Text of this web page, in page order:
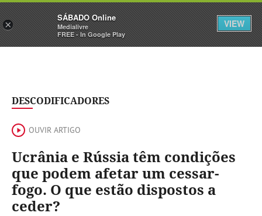
Sábado Assine Iniciar Sessão
DESCODIFICADORES
OUVIR ARTIGO
Ucrânia e Rússia têm condições
que podem afetar um cessar-
fogo. O que estão dispostos a
ceder?
×
SÁBADO Online
Medialivre
FREE - In Google Play
VIEW